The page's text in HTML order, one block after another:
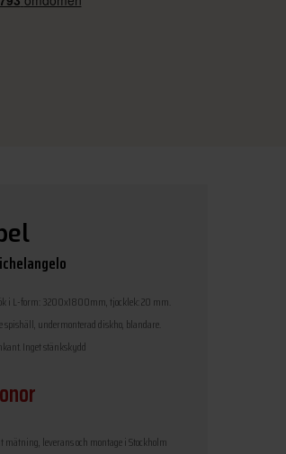
i L-form: 3200x1800mm, tjocklek: 20 mm.
undermonterad diskho, blandare.
Inget stänkskydd
leverans och montage i Stockholm